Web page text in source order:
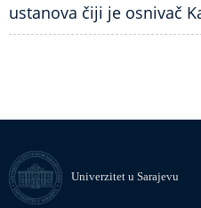
ustanova čiji je osnivač
Univerzitet u Sarajevu